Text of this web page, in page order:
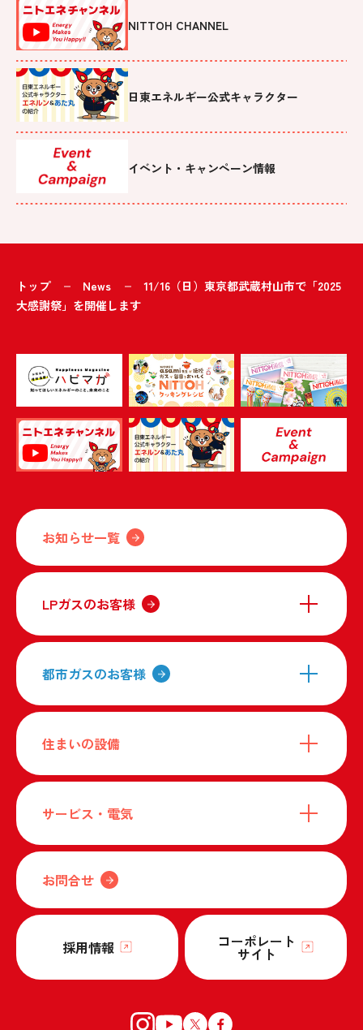
NITTOH CHANNEL
日東エネルギー公式キャラクター
イベント・キャンペーン情報
トップ News
11/16（日）東京都武蔵村山市で「2025
大感謝祭」を開催します
お知らせ一覧
LPガスのお客様
都市ガスのお客様
住まいの設備
サービス・電気
お問合せ
採用情報 コーポレート
サイト